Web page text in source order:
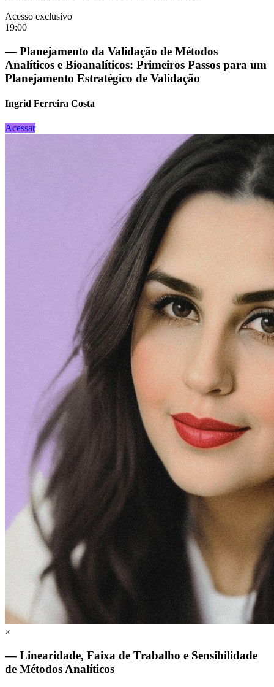
Acesso exclusivo
19:00
— Planejamento da Validação de Métodos
Analíticos e Bioanalíticos: Primeiros Passos para um
Planejamento Estratégico de Validação
Ingrid Ferreira Costa
Acessar
×
— Linearidade, Faixa de Trabalho e Sensibilidade
de Métodos Analíticos